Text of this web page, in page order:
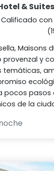
& Suites
Calificado con
Maisons
provenzal y
temáticas,
pocos pasos
de la